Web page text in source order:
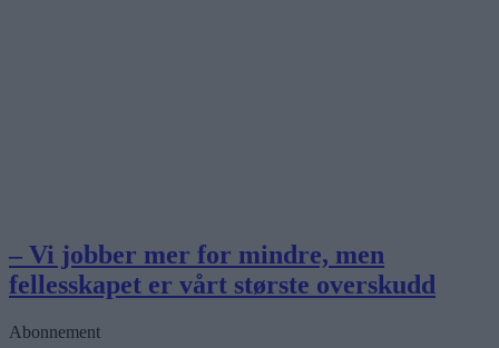
– Vi jobber mer for mindre, men
fellesskapet er vårt største overskudd
Abonnement